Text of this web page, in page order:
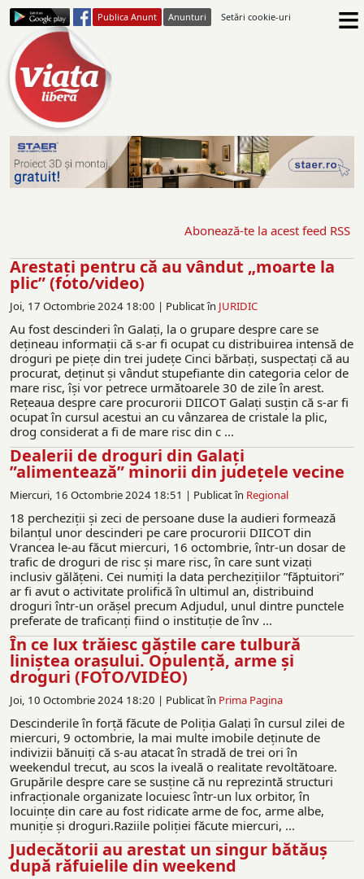
Publica Anunt Anunturi Setări cookie-uri ≡
Abonează-te la acest feed RSS
Arestaţi pentru că au vândut „moarte la
plic” (foto/video)
Joi, 17 Octombrie 2024 18:00 | Publicat în JURIDIC
Au fost descinderi în Galați, la o grupare despre care se
dețineau informații că s-ar fi ocupat cu distribuirea intensă de
droguri pe piețe din trei județe Cinci bărbați, suspectați că au
procurat, deținut și vândut stupefiante din categoria celor de
mare risc, își vor petrece următoarele 30 de zile în arest.
Rețeaua despre care procurorii DIICOT Galați susțin că s-ar fi
ocupat în cursul acestui an cu vânzarea de cristale la plic,
drog considerat a fi de mare risc din c ...
Dealerii de droguri din Galați
”alimentează” minorii din județele vecine
Miercuri, 16 Octombrie 2024 18:51 | Publicat în Regional
18 percheziții și zeci de persoane duse la audieri formează
bilanțul unor descinderi pe care procurorii DIICOT din
Vrancea le-au făcut miercuri, 16 octombrie, într-un dosar de
trafic de droguri de risc și mare risc, în care sunt vizați
inclusiv gălățeni. Cei numiți la data perchezițiilor ”făptuitori”
ar fi avut o activitate prolifică în ultimul an, distribuind
droguri într-un orășel precum Adjudul, unul dintre punctele
preferate de traficanți fiind o instituție de înv ...
În ce lux trăiesc găștile care tulbură
liniștea orașului. Opulență, arme și
droguri (FOTO/VIDEO)
Joi, 10 Octombrie 2024 18:20 | Publicat în Prima Pagina
Descinderile în forță făcute de Poliția Galați în cursul zilei de
miercuri, 9 octombrie, la mai multe imobile deținute de
indivizii bănuiți că s-au atacat în stradă de trei ori în
weekendul trecut, au scos la iveală o realitate revoltătoare.
Grupările despre care se susține că nu reprezintă structuri
infracționale organizate locuiesc într-un lux orbitor, în
locuințe din care au fost ridicate arme de foc, arme albe,
muniție şi droguri.Raziile poliției făcute miercuri, ...
Judecătorii au arestat un singur bătăuș
după răfuielile din weekend